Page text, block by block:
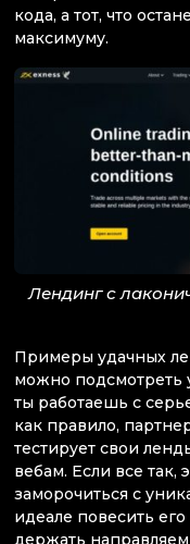
кода, а тот, что
максимуму.
Лендинг с
Примеры удачных
можно подсмотреть
ты работаешь с
как правило,
тестирует свои
вебам. Если все так,
заморочиться с
идеале повесить
держать